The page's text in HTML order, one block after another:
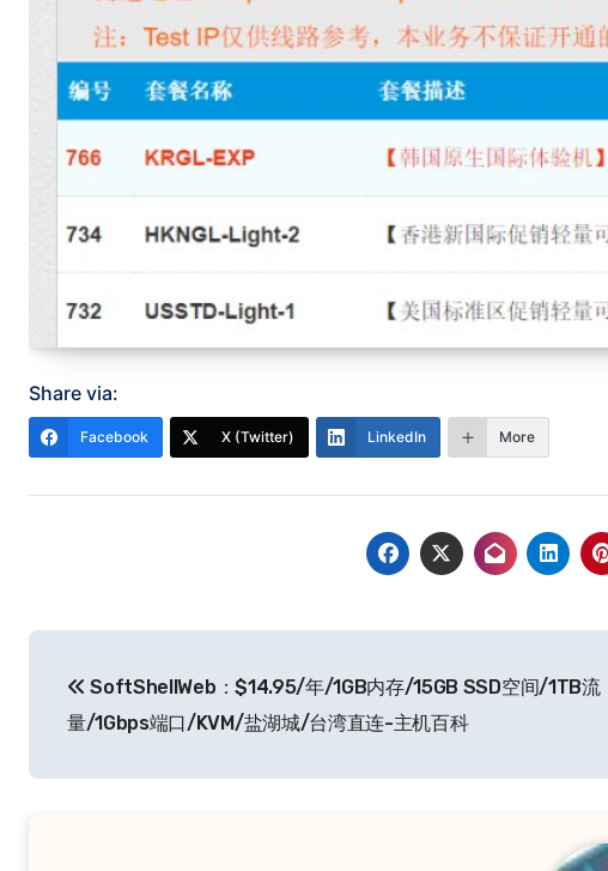
Share via:
Facebook X (Twitter) LinkedIn More
SoftShellWeb：$14.95/年/1GB内存/15GB SSD空间/1TB流
量/1Gbps端口/KVM/盐湖城/台湾直连-主机百科